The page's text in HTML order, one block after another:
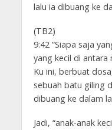
lalu ia dibuang ke
(TB2)
9:42 “Siapa saja
yang kecil di antara
Ku ini, berbuat
sebuah batu giling
dibuang ke dalam
Jadi, “anak-anak